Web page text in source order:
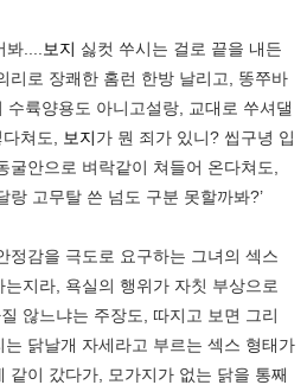
.... 보지 싫컷 쑤시는 걸로 끝을 내든
리로 장쾌한 홈런 한방 날리고, 똥쭈바
륙양용도 아니고설랑, 교대로 쑤셔댈
쳐도,
보지가 뭔 죄가 있니? 씹구녕 입
안으로 벼락같이 쳐들어 온다쳐도,
고무탈 쓴 넘도 구분 못할까봐?’
정감을 극도로 요구하는 그녀의 섹스
지라, 욕실의 행위가 자칫 부상으로
않느냐는 주장도, 따지고 보면 그리
닭날개 자세라고 부르는 섹스 형태가
같이 갔다가, 모가지가 없는 닭을 통째